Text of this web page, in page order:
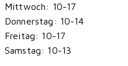
Mittwoch: 10-17
Donnerstag: 10-14
Freitag: 10-17
Samstag: 10-13